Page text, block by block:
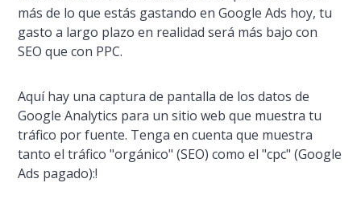
más de lo que estás gastando en Google Ads hoy, tu
gasto a largo plazo en realidad será más bajo con
SEO que con PPC.
Aquí­ hay una captura de pantalla de los datos de
Google Analytics para un sitio web que muestra tu
tráfico por fuente. Tenga en cuenta que muestra
tanto el tráfico "orgánico" (SEO) como el "cpc" (Google
Ads pagado):!